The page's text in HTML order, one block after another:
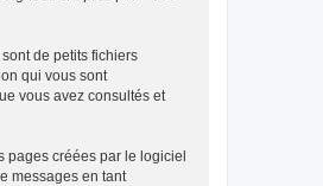
de petits fichiers
qui vous sont
vous avez consultés et
pages créées par le logiciel
messages en tant